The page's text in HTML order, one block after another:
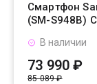
Смартфон
(SM-S948B)
В наличии
73 990 ₽
85 089 ₽